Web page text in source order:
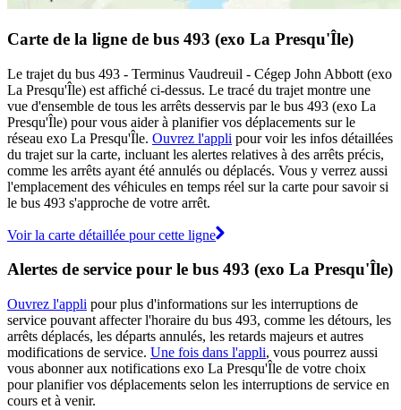
Carte de la ligne de bus 493 (exo La Presqu'Île)
Le trajet du bus 493 - Terminus Vaudreuil - Cégep John Abbott (exo
La Presqu'Île) est affiché ci-dessus. Le tracé du trajet montre une
vue d'ensemble de tous les arrêts desservis par le bus 493 (exo La
Presqu'Île) pour vous aider à planifier vos déplacements sur le
réseau exo La Presqu'Île. Ouvrez l'appli pour voir les infos détaillées
du trajet sur la carte, incluant les alertes relatives à des arrêts précis,
comme les arrêts ayant été annulés ou déplacés. Vous y verrez aussi
l'emplacement des véhicules en temps réel sur la carte pour savoir si
le bus 493 s'approche de votre arrêt.
Voir la carte détaillée pour cette ligne
Alertes de service pour le bus 493 (exo La Presqu'Île)
Ouvrez l'appli pour plus d'informations sur les interruptions de
service pouvant affecter l'horaire du bus 493, comme les détours, les
arrêts déplacés, les départs annulés, les retards majeurs et autres
modifications de service. Une fois dans l'appli, vous pourrez aussi
vous abonner aux notifications exo La Presqu'Île de votre choix
pour planifier vos déplacements selon les interruptions de service en
cours et à venir.